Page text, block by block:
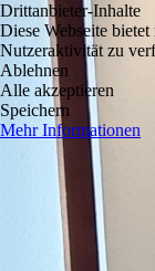
Drittanbieter-Inhalte
Diese Webseite
Nutzeraktivität zu
Ablehnen
Alle akzeptieren
Speichern
Mehr Informationen